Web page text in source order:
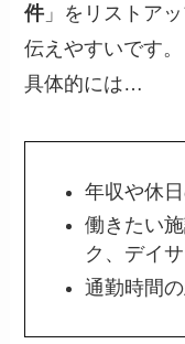
件 」をリストア
伝えやすいです。
具体的には…
年収や休
働きたい
ク、デイ
通勤時間